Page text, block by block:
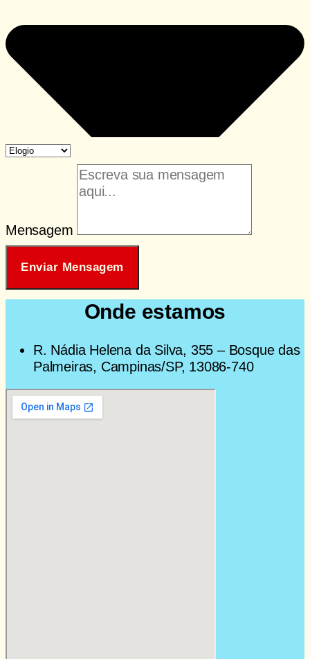
Mensagem
Enviar Mensagem
Onde estamos
R. Nádia Helena da Silva, 355 – Bosque das
Palmeiras, Campinas/SP, 13086-740